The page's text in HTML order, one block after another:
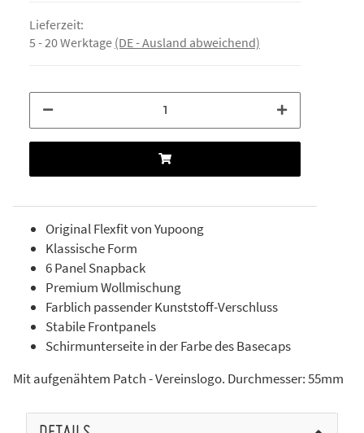
Lieferzeit:
5 - 20 Werktage (DE - Ausland abweichend)
Original Flexfit von Yupoong
Klassische Form
6 Panel Snapback
Premium Wollmischung
Farblich passender Kunststoff-Verschluss
Stabile Frontpanels
Schirmunterseite in der Farbe des Basecaps
Mit aufgenähtem Patch - Vereinslogo. Durchmesser: 55mm